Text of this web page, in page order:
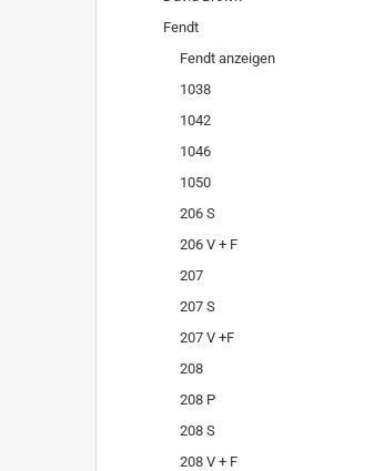
Fendt
Fendt anzeigen
1038
1042
1046
1050
206 S
206 V + F
207
207 S
207 V +F
208
208 P
208 S
208 V + F